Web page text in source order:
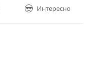
Интересно